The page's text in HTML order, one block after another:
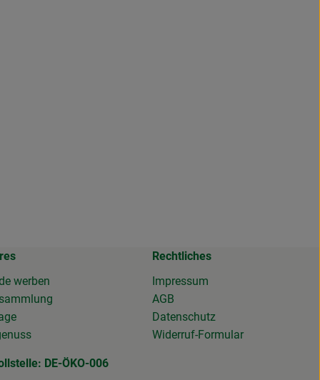
werben
Rechtliches
Impressum
AGB
Datenschutz
Widerruf-Formular
DE-ÖKO-006